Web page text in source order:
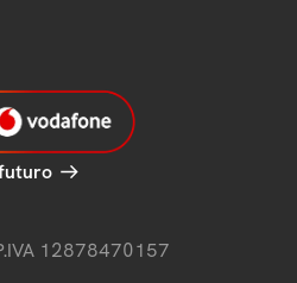
12878470157